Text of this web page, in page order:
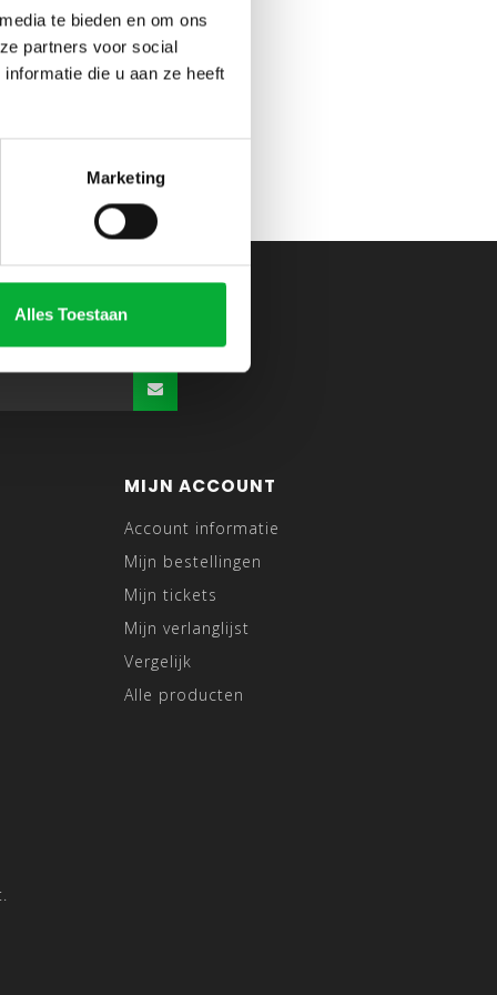
te bieden en om ons
partners voor social
die u aan ze heeft
Marketing
Alles Toestaan
MIJN ACCOUNT
Account informatie
Mijn bestellingen
Mijn tickets
Mijn verlanglijst
Vergelijk
Alle producten